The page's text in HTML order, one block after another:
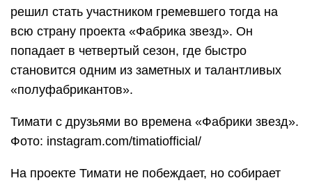
решил стать участником гремевшего тогда на
всю страну проекта «Фабрика звезд». Он
попадает в четвертый сезон, где быстро
становится одним из заметных и талантливых
«полуфабрикантов».
Тимати с друзьями во времена «Фабрики звезд».
Фото: instagram.com/timatiofficial/
На проекте Тимати не побеждает, но собирает